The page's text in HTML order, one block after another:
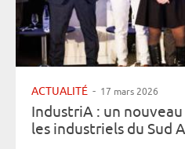
ACTUALITÉ - 17 mars 2026
IndustriA : un
les industriels du Sud